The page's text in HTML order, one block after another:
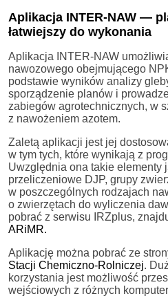
Aplikacja INTER-NAW —
łatwiejszy do wykonania
Aplikacja INTER-NAW
nawozowego obejmującego
podstawie wyników analizy
sporządzenie planów i
zabiegów agrotechnicznych, w
z nawożeniem azotem.
Zaletą aplikacji jest jej
w tym tych, które wynikają z
Uwzględnia ona takie elementy
przeliczeniowe DJP, grupy
w poszczególnych rodzajach
o zwierzętach do wyliczenia
pobrać z serwisu IRZplus,
ARiMR.
Aplikację można pobrać ze
Stacji Chemiczno-Rolniczej.
korzystania jest możliwość
wejściowych z różnych